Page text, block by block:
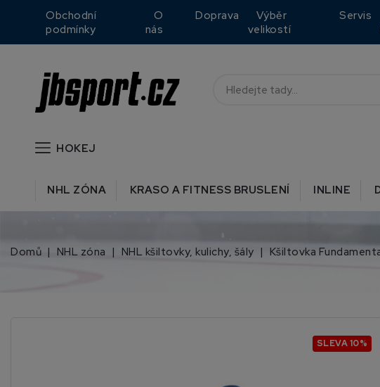
Obchodní
podmínky
O
nás
Doprava
Výběr
velikostí
Servis
HOKEJ
NHL ZÓNA KRASO A FITNESS BRUSLENÍ INLINE
Domů NHL zóna NHL kšiltovky, kulichy, šály Kšiltovka
SLEVA 10%